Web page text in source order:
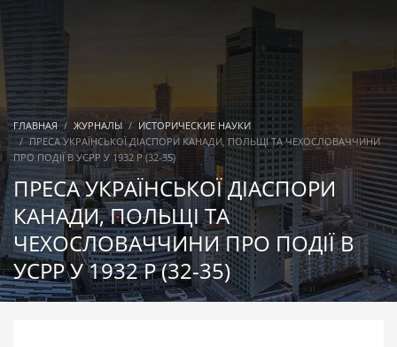
ГЛАВНАЯ ЖУРНАЛЫ
ИСТОРИЧЕСКИЕ НАУКИ
ПРЕСА УКРАЇНСЬКОЇ ДІАСПОРИ КАНАДИ, ПОЛЬЩІ ТА ЧЕХОСЛОВАЧЧИНИ
ПРО ПОДІЇ В УСРР У 1932 Р (32-35)
ПРЕСА УКРАЇНСЬКОЇ ДІАСПОРИ
КАНАДИ, ПОЛЬЩІ ТА
ЧЕХОСЛОВАЧЧИНИ ПРО ПОДІЇ В
УСРР У 1932 Р (32-35)